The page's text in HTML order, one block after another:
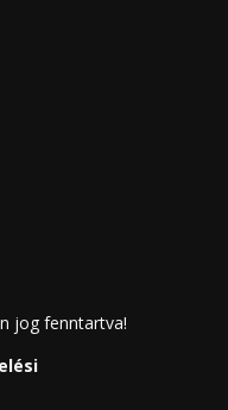
jog fenntartva!